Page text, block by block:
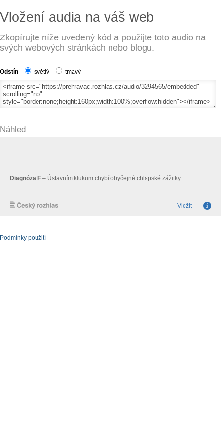
Vložení audia na váš web
Zkopírujte níže uvedený kód a použijte toto audio na
svých webových stránkách nebo blogu.
Odstín světlý tmavý
Náhled
Podmínky použití